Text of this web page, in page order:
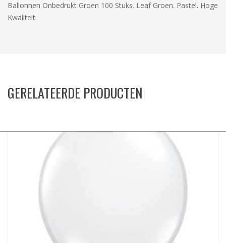
Ballonnen Onbedrukt Groen 100 Stuks. Leaf Groen. Pastel. Hoge
Kwaliteit.
GERELATEERDE PRODUCTEN